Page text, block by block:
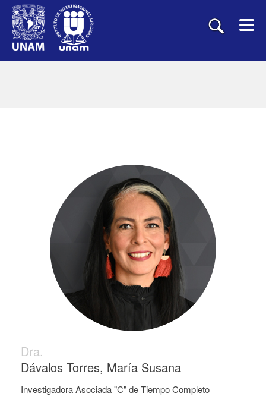
Dra.
Dávalos Torres, María Susana
Investigadora Asociada "C" de Tiempo Completo